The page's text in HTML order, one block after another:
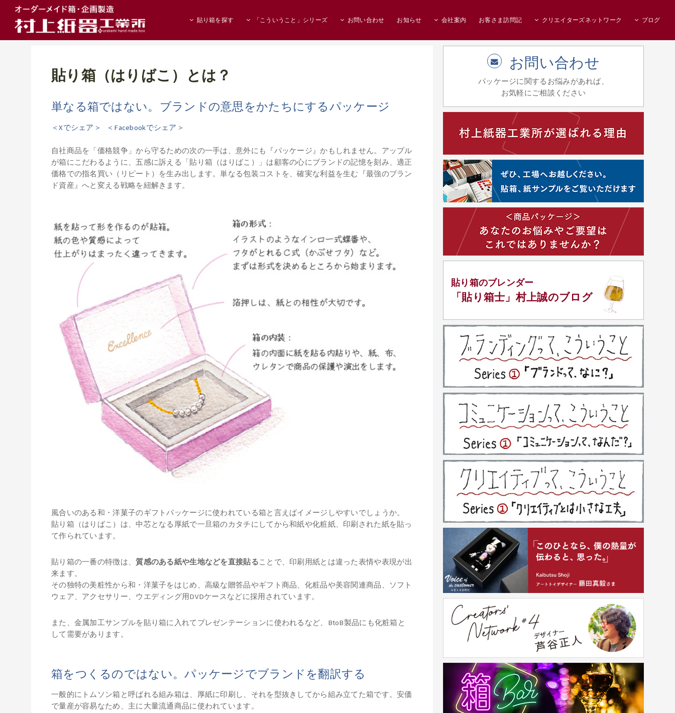
貼り箱を探す 「こういうこと」シリーズ お問い合わせ お知らせ 会社案内 お客さま訪問記 クリエイターズネットワーク ブログ
貼り箱（はりばこ）とは？
単なる箱ではない。ブランドの意思をかたちにするパッケージ
＜Xでシェア＞ ＜Facebookでシェア＞
自社商品を「価格競争」から守るための次の一手は、意外にも『パッケージ』かもしれません。アップル
が箱にこだわるように、五感に訴える「貼り箱（はりばこ）」は顧客の心にブランドの記憶を刻み、適正
価格での指名買い（リピート）を生み出します。単なる包装コストを、確実な利益を生む『最強のブラン
ド資産』へと変える戦略を紐解きます。
風合いのある和・洋菓子のギフトパッケージに使われている箱と言えばイメージしやすいでしょうか。
貼り箱（はりばこ）は、中芯となる厚紙で一旦箱のカタチにしてから和紙や化粧紙、印刷された紙を貼っ
て作られています。
貼り箱の一番の特徴は、質感のある紙や生地などを直接貼ることで、印刷用紙とは違った表情や表現が出
来ます。
その独特の美粧性から和・洋菓子をはじめ、高級な贈答品やギフト商品、化粧品や美容関連商品、ソフト
ウェア、アクセサリー、ウエディング用DVDケースなどに採用されています。
また、金属加工サンプルを貼り箱に入れてプレゼンテーションに使われるなど、BtoB製品にも化粧箱と
して需要があります。
箱をつくるのではない。パッケージでブランドを翻訳する
一般的にトムソン箱と呼ばれる組み箱は、厚紙に印刷し、それを型抜きしてから組み立てた箱です。安価
で量産が容易なため、主に大量流通商品に使われています。
お問い合わせ
パッケージに関するお悩みがあれば、
お気軽にご相談ください
貼り箱のブレンダー
「貼り箱士」村上誠のブログ